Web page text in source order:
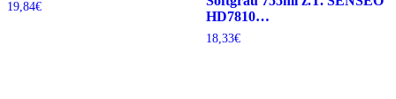
19,84€
HD7810…
18,33€